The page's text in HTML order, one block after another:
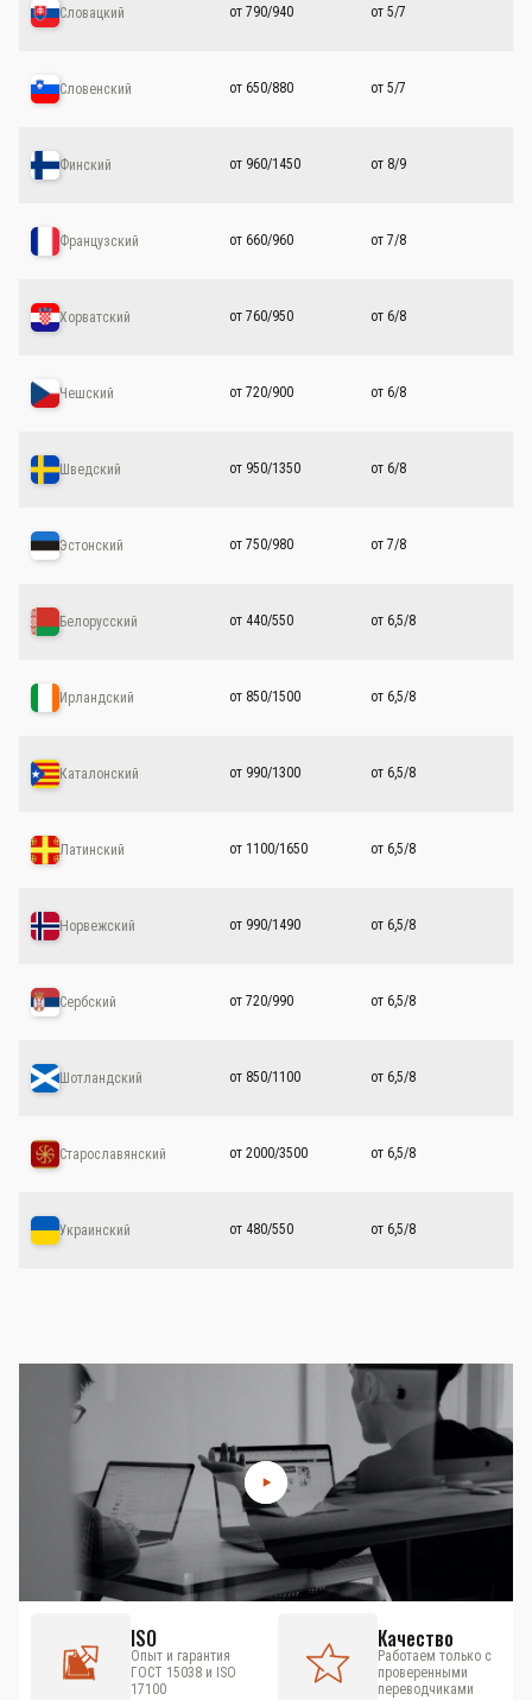
Словацкий от 790/940 от 5/7
Словенский от 650/880 от 5/7
Финский от 960/1450 от 8/9
Французский от 660/960 от 7/8
Хорватский от 760/950 от 6/8
Чешский от 720/900 от 6/8
Шведский от 950/1350 от 6/8
Эстонский от 750/980 от 7/8
Белорусский от 440/550 от 6,5/8
Ирландский от 850/1500 от 6,5/8
Каталонский от 990/1300 от 6,5/8
Латинский от 1100/1650 от 6,5/8
Норвежский от 990/1490 от 6,5/8
Сербский от 720/990 от 6,5/8
Шотландский от 850/1100 от 6,5/8
Старославянский от 2000/3500 от 6,5/8
Украинский от 480/550 от 6,5/8
ISO
Опыт и гарантия
ГОСТ 15038 и ISO
17100
Качество
Работаем только с
проверенными
переводчиками